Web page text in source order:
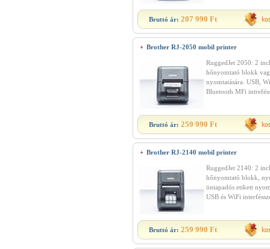
Bruttó ár: 207 990 Ft
Brother RJ-2050 mobil printer
RuggedJet 2050: 2
hőnyomtató blokk
nyomtatására. USB,
Bluetooth MFi
Bruttó ár: 259 990 Ft
Brother RJ-2140 mobil printer
RuggedJet 2140: 2
hőnyomtató blokk,
öntapadós etikett
USB és WiFi
Bruttó ár: 259 990 Ft